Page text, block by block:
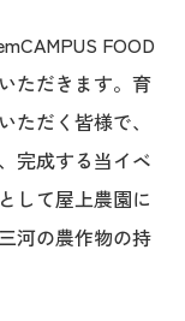
FOOD
ただきます。育
ただく皆様で、
完成する当イベ
して屋上農園に
河の農作物の持